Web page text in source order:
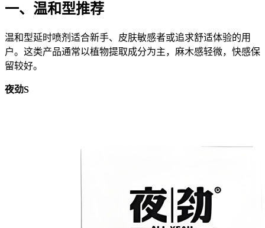
一、温和型推荐
温和型延时喷剂适合新手、皮肤敏感者或追求舒适体验的用
户。这类产品通常以植物提取成分为主，麻木感轻微，快感保
留较好。
夜劲S